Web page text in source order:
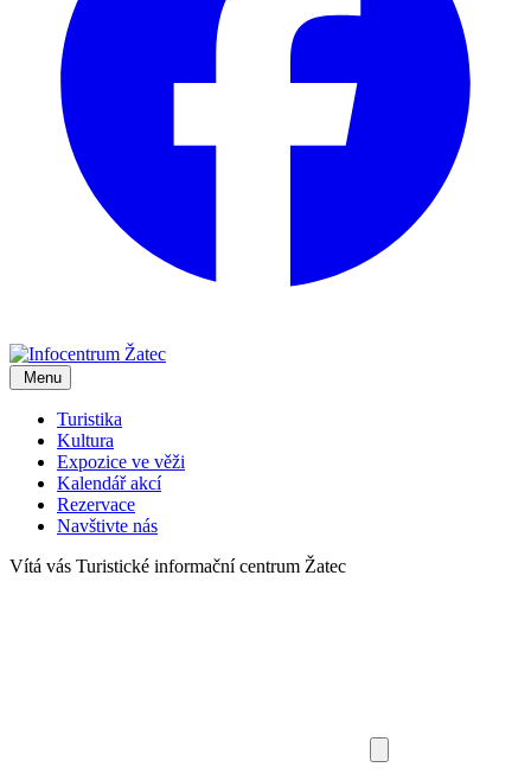
Menu
Turistika
Kultura
Expozice ve věži
Kalendář akcí
Rezervace
Navštivte nás
Vítá vás Turistické informační centrum Žatec